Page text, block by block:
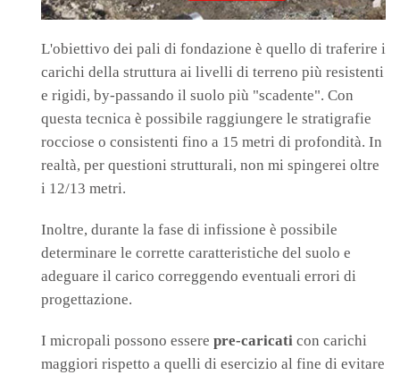
L'obiettivo dei pali di fondazione è quello di traferire i
carichi della struttura ai livelli di terreno più resistenti
e rigidi, by-passando il suolo più "scadente". Con
questa tecnica è possibile raggiungere le stratigrafie
rocciose o consistenti fino a 15 metri di profondità. In
realtà, per questioni strutturali, non mi spingerei oltre
i 12/13 metri.
Inoltre, durante la fase di infissione è possibile
determinare le corrette caratteristiche del suolo e
adeguare il carico correggendo eventuali errori di
progettazione.
I micropali possono essere pre-caricati con carichi
maggiori rispetto a quelli di esercizio al fine di evitare